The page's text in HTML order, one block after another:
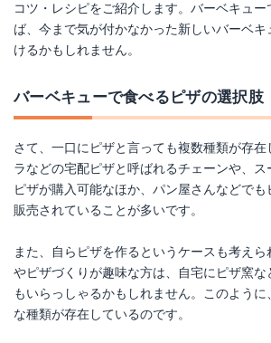
コツ・レシピをご紹介します。バーベキュ
ば、今まで気が付かなかった新しいバーベ
けるかもしれません。
バーベキューで食べるピザの選択肢
さて、一口にピザと言っても複数種類が存在
ラなどの宅配ピザと呼ばれるチェーンや、ス
ピザが購入可能なほか、パン屋さんなどで
販売されていることが多いです。
また、自らピザを作るというケースも考え
やピザづくりが趣味な方は、自宅にピザ窯
もいらっしゃるかもしれません。このように
な種類が存在しているのです。